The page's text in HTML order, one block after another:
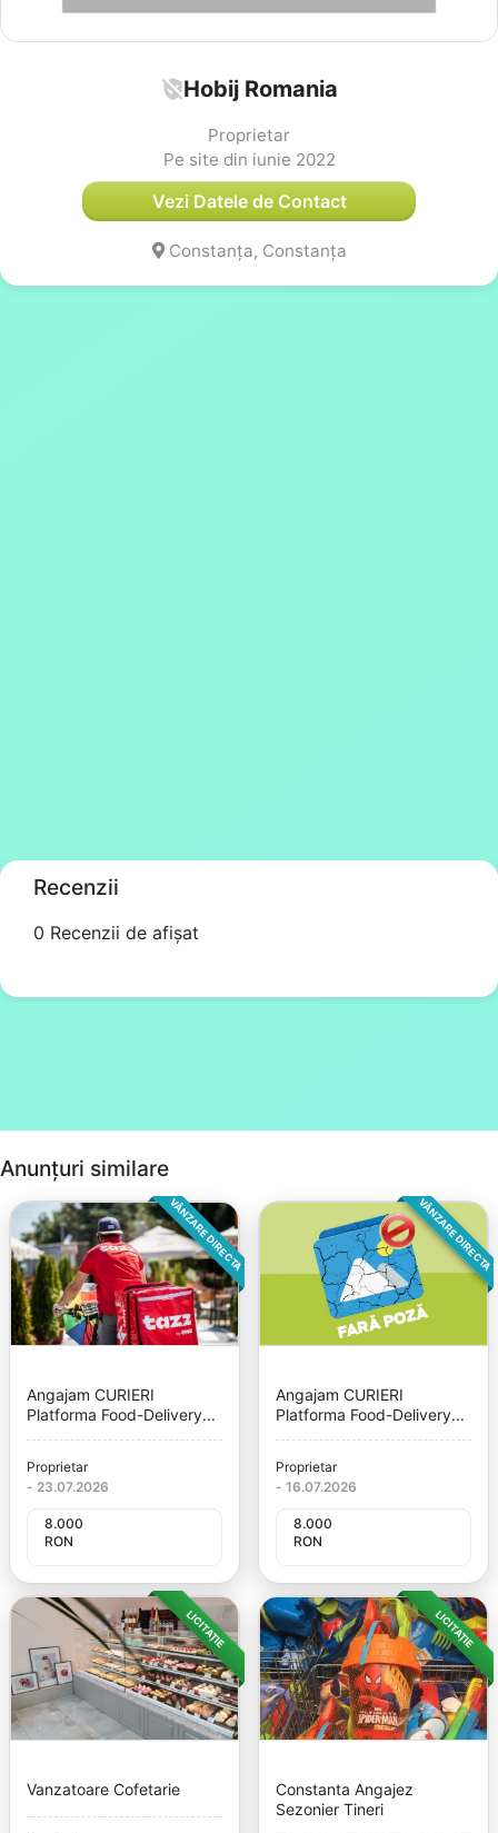
Hobij Romania
Proprietar
Pe site din iunie 2022
Vezi Datele de Contact
Constanța, Constanța
Recenzii
0 Recenzii de afișat
Anunțuri similare
VÂNZARE DIRECTA
Angajam CURIERI
Platforma Food-Delivery...
Proprietar
- 23.07.2026
8.000
RON
VÂNZARE DIRECTA
Angajam CURIERI
Platforma Food-Delivery...
Proprietar
- 16.07.2026
8.000
RON
LICITAȚIE
Vanzatoare Cofetarie
LICITAȚIE
Constanta Angajez
Sezonier Tineri